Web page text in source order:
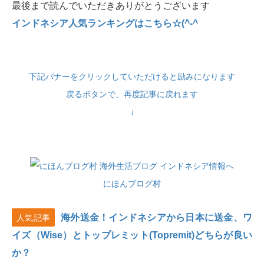
最後まで読んでいただきありがとうございます
インドネシア人気ランキングはこちら☆(^-^
下記バナーをクリックしていただけると励みになります
戻るボタンで、再度記事に戻れます
↓
にほんブログ村
人気記事
海外送金！インドネシアから日本に送金、ワ
イズ（Wise）とトップレミット(Topremit)どちらが良い
か？